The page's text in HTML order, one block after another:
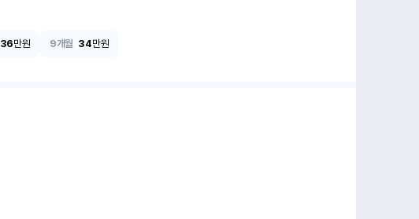
36만원 9개월 34만원